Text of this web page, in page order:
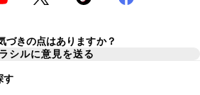
づきの点はありますか？
シルに意見を送る
す